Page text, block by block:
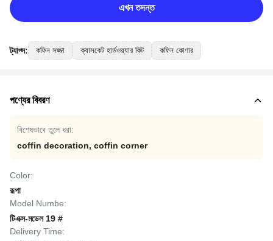
এখন তদন্ত
ট্যাগ্স: কফিন সজ্জা ক্যাসকেট হার্ডওয়্যার কিট কফিন কোণার
পণ্যের বিবরণ
বিশেষভাবে তুলে ধরা:
coffin decoration, coffin corner
Color:
রূপা
Model Numbe:
টিএক্স-মডেল 19 #
Delivery Time: